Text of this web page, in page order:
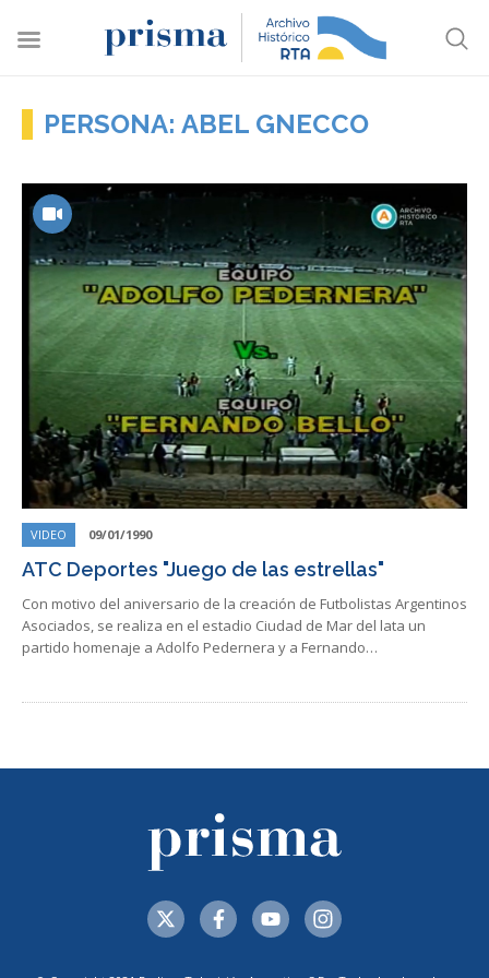
PERSONA: ABEL GNECCO
VIDEO 09/01/1990
ATC Deportes "Juego de las estrellas"
Con motivo del aniversario de la creación de Futbolistas Argentinos
Asociados, se realiza en el estadio Ciudad de Mar del lata un
partido homenaje a Adolfo Pedernera y a Fernando…